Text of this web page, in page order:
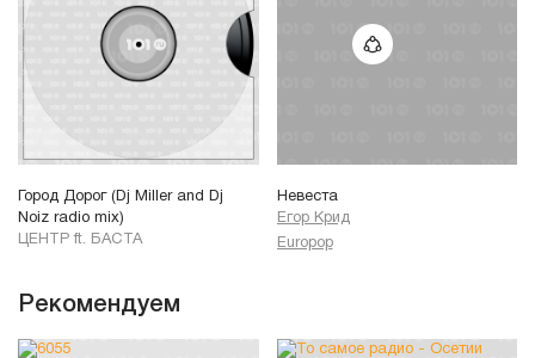
Город Дорог (Dj Miller and Dj
Noiz radio mix)
ЦЕНТР ft. БАСТА
Невеста
Егор Крид
Europop
Рекомендуем